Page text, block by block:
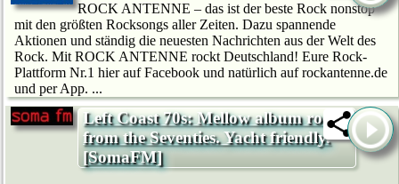
ROCK ANTENNE – das ist der beste Rock nonstop
mit den größten Rocksongs aller Zeiten. Dazu spannende
Aktionen und ständig die neuesten Nachrichten aus der Welt des
Rock. Mit ROCK ANTENNE rockt Deutschland! Eure Rock-
Plattform Nr.1 hier auf Facebook und natürlich auf rockantenne.de
und per App. ...
Left Coast 70s: Mellow album rock
from the Seventies. Yacht friendly.
[SomaFM]